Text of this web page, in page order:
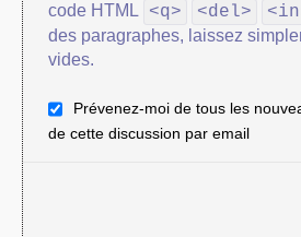
code HTML
<q> <del>
des paragraphes, laissez
vides.
Prévenez-moi de tous les
de cette discussion par email